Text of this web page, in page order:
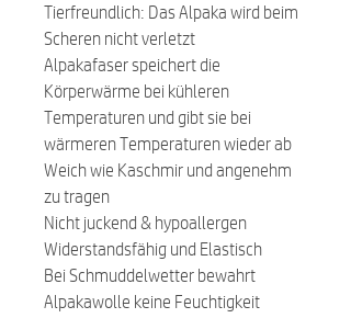
Tierfreundlich: Das Alpaka wird beim
Scheren nicht verletzt
Alpakafaser speichert die
Körperwärme bei kühleren
Temperaturen und gibt sie bei
wärmeren Temperaturen wieder ab
Weich wie Kaschmir und angenehm
zu tragen
Nicht juckend & hypoallergen
Widerstandsfähig und Elastisch
Bei Schmuddelwetter bewahrt
Alpakawolle keine Feuchtigkeit